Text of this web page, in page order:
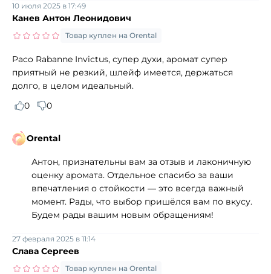
Канев Антон Леонидович
10 июля 2025 в 17:49
Товар куплен на Orental
Paco Rabanne Invictus, супер духи, аромат супер
приятный не резкий, шлейф имеется, держаться
долго, в целом идеальный.
0
0
Orental
Антон, признательны вам за отзыв и лаконичную
оценку аромата. Отдельное спасибо за ваши
впечатления о стойкости — это всегда важный
момент. Рады, что выбор пришёлся вам по вкусу.
Будем рады вашим новым обращениям!
Слава Сергеев
27 февраля 2025 в 11:14
Товар куплен на Orental